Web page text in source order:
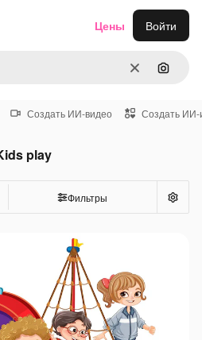
ОчиститьПоиск
Цены Войти
Создать ИИ-видео Создать ИИ-
play
Фильтры